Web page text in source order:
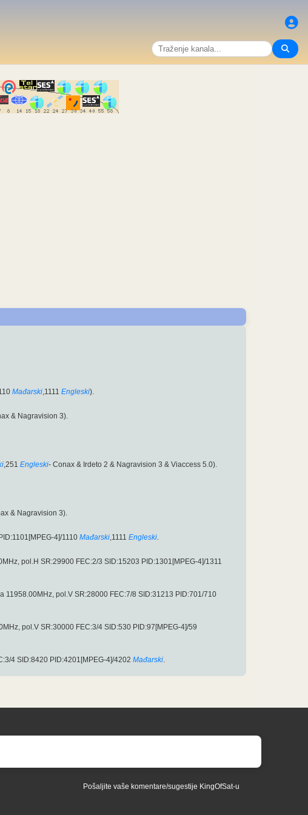
Mađarski,1111 Engleski).
& Nagravision 3).
,251 Engleski- Conax & Irdeto 2 & Nagravision 3 & Viaccess 5.0).
& Nagravision 3).
4]/1110 Mađarski,1111 Engleski.
pol.H SR:29900 FEC:2/3 SID:15203 PID:1301[MPEG-4]/1311
11958.00MHz, pol.V SR:28000 FEC:7/8 SID:31213 PID:701/710
pol.V SR:30000 FEC:3/4 SID:530 PID:97[MPEG-4]/59
4 SID:8420 PID:4201[MPEG-4]/4202 Mađarski.
Pošaljite vaše komentare/sugestije KingOfSat-u